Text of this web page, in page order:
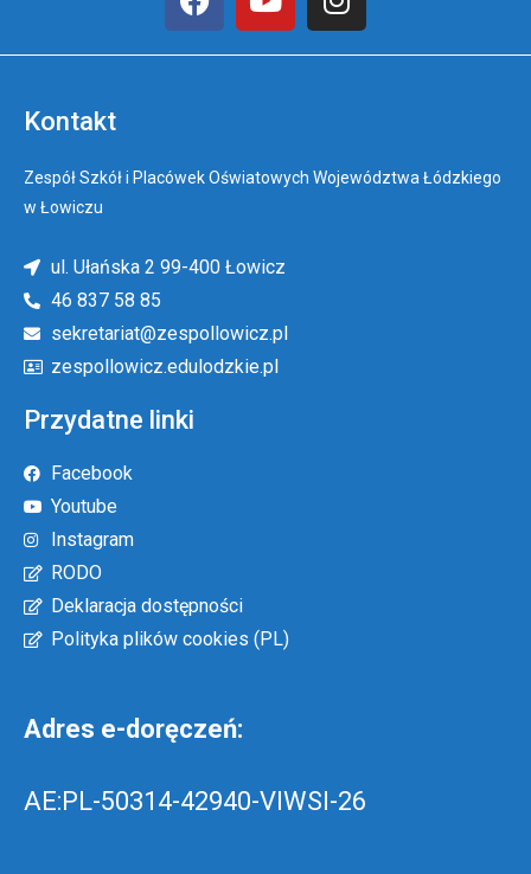
Kontakt
Zespół Szkół i Placówek Oświatowych Województwa Łódzkiego
w Łowiczu
ul. Ułańska 2 99-400 Łowicz
46 837 58 85
sekretariat@zespollowicz.pl
zespollowicz.edulodzkie.pl
Przydatne linki
Facebook
Youtube
Instagram
RODO
Deklaracja dostępności
Polityka plików cookies (PL)
Adres e-doręczeń:
AE:PL-50314-42940-VIWSI-26